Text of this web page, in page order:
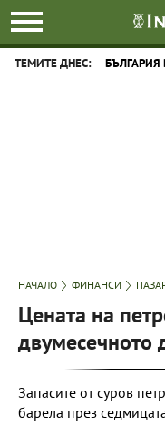
ТЕМИТЕ ДНЕС: БЪЛГАРИЯ
НАЧАЛО ФИНАНСИ
Цената на
двумесечното
Запасите от суров
барела през